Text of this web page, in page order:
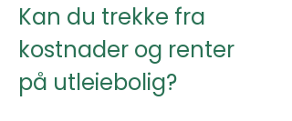
Kan du trekke fra
kostnader og renter
på utleiebolig?